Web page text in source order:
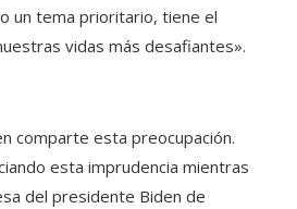
un tema prioritario, tiene el
vidas más desafiantes».
comparte esta preocupación.
esta imprudencia mientras
del presidente Biden de